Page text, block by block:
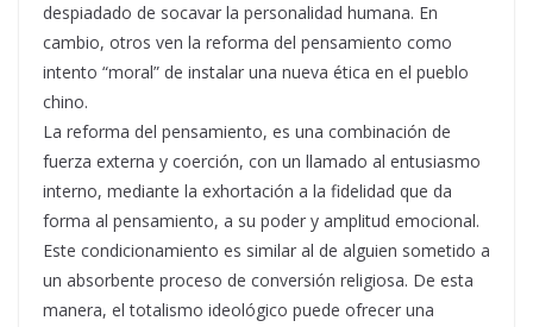
despiadado de socavar la personalidad humana. En
cambio, otros ven la reforma del pensamiento como
intento “moral” de instalar una nueva ética en el pueblo
chino.
La reforma del pensamiento, es una combinación de
fuerza externa y coerción, con un llamado al entusiasmo
interno, mediante la exhortación a la fidelidad que da
forma al pensamiento, a su poder y amplitud emocional.
Este condicionamiento es similar al de alguien sometido a
un absorbente proceso de conversión religiosa. De esta
manera, el totalismo ideológico puede ofrecer una